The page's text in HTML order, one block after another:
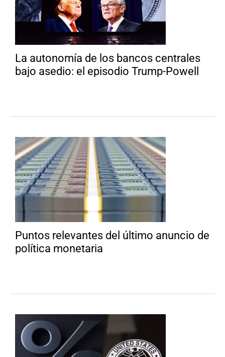
La autonomía de los bancos centrales
bajo asedio: el episodio Trump-Powell
Puntos relevantes del último anuncio de
política monetaria